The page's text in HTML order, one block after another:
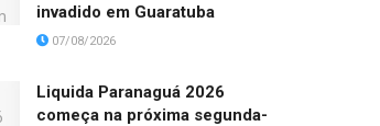
invadido em Guaratuba
07/08/2026
Liquida Paranaguá 2026
começa na próxima segunda-